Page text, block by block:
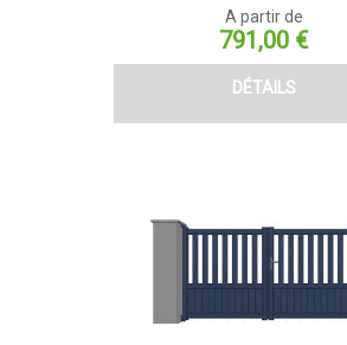
A partir de
Prix
791,00 €
DÉTAILS